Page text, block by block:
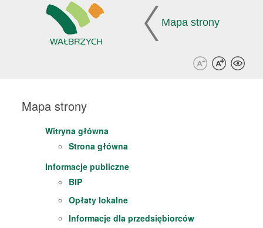
Przejdź do zawartości
Przejdź do menu ułatwień dostępu
Przejdź do mapy strony
Przejdź do deklaracji dostępności
Mapa strony
Mapa strony
Witryna główna
Strona główna
Informacje publiczne
BIP
Opłaty lokalne
Informacje dla przedsiębiorców